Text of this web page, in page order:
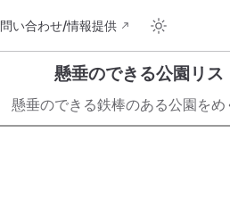
問い合わせ/情報提供
懸垂のできる公園リス
懸垂のできる鉄棒のある公園をめ